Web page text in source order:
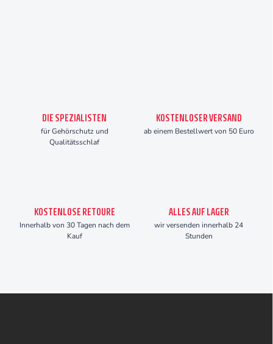
DIE SPEZIALISTEN
für Gehörschutz und
Qualitätsschlaf
KOSTENLOSER VERSAND
ab einem Bestellwert von 50 Euro
KOSTENLOSE RETOURE
Innerhalb von 30 Tagen nach dem
Kauf
ALLES AUF LAGER
wir versenden innerhalb 24
Stunden